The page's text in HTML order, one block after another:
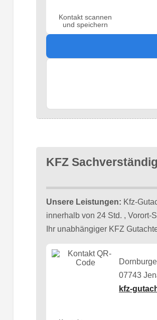
Kontakt scannen
und speichern
KFZ
Unsere Leistungen: Kfz-
innerhalb von 24 Std. , Vorort-
Ihr unabhängiger KFZ
07743
kfz-